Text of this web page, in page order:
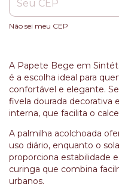
Não sei meu CEP
A Papete Bege em
é a escolha ideal para
confortável e elegante.
fivela dourada decorativa
interna, que facilita o
A palmilha acolchoada
uso diário, enquanto o
proporciona estabilidade
curinga que combina
urbanos.